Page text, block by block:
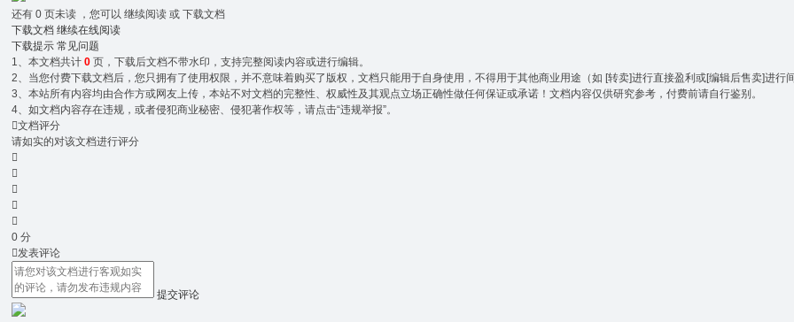
还有0 页未读 ，您可以 继续阅读 或 下载文档
下载文档继续在线阅读
下载提示 常见问题
1、本文档共计 0 页，下载后文档不带水印，支持完整阅读内容或进行编辑。
2、当您付费下载文档后，您只拥有了使用权限，并不意味着购买了版权，文档只能用于自身使用，不得用于其他商业用途（如 [转卖]进行直接盈利或[编辑后售卖]进行
3、本站所有内容均由合作方或网友上传，本站不对文档的完整性、权威性及其观点立场正确性做任何保证或承诺！文档内容仅供研究参考，付费前请自行鉴别。
4、如文档内容存在违规，或者侵犯商业秘密、侵犯著作权等，请点击“违规举报”。
文档评分
请如实的对该文档进行评分





0 分
发表评论
提交评论